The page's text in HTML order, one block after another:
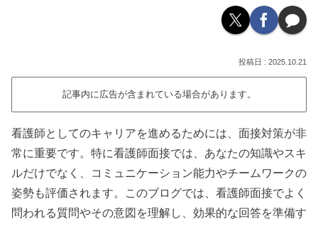
2025.10.21
記事内に広告が含まれている場合があります。
看護師としてのキャリアを進めるためには、面接対策が非
常に重要です。特に看護師面接では、あなたの知識やスキ
ルだけでなく、コミュニケーション能力やチームワークの
姿勢も評価されます。このブログでは、看護師面接でよく
問われる質問やその意図を理解し、効果的な回答を準備す